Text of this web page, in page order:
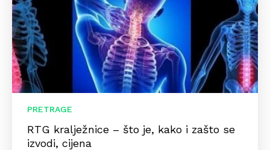
PRETRAGE
RTG kralježnice – što je, kako i zašto se
izvodi, cijena